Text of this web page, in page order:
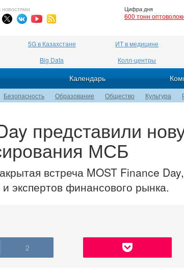
новостями Цифра дня
600 тонн
5G в Казахстане ИТ в медицине
Big Data Колл-центры
Календарь
Безопасность Образование Общество Культура
представили
МСБ
встреча MOST Finance
экспертов финансового рынка.
2